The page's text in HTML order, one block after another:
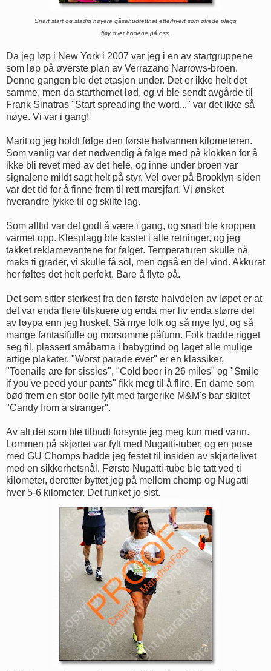
Snart start og stadig høyere gåsehudtetthet etterhvert som ofrede plagg
fløy over hodene på oss.
Da jeg løp i New York i 2007 var jeg i en av startgruppene
som løp på øverste plan av Verrazano Narrows-broen.
Denne gangen ble det etasjen under. Det er ikke helt det
samme, men da starthornet lød, og vi ble sendt avgårde til
Frank Sinatras "Start spreading the word..." var det ikke så
nøye. Vi var i gang!
Marit og jeg holdt følge den første halvannen kilometeren.
Som vanlig var det nødvendig å følge med på klokken for å
ikke bli revet med av det hele, og inne under broen var
signalene mildt sagt helt på styr. Vel over på Brooklyn-siden
var det tid for å finne frem til rett marsjfart. Vi ønsket
hverandre lykke til og skilte lag.
Som alltid var det godt å være i gang, og snart ble kroppen
varmet opp. Klesplagg ble kastet i alle retninger, og jeg
takket reklamevantene for følget. Temperaturen skulle nå
maks ti grader, vi skulle få sol, men også en del vind. Akkurat
her føltes det helt perfekt. Bare å flyte på.
Det som sitter sterkest fra den første halvdelen av løpet er at
det var enda flere tilskuere og enda mer liv enda større del
av løypa enn jeg husket. Så mye folk og så mye lyd, og så
mange fantasifulle og morsomme påfunn. Folk hadde rigget
seg til, plassert småbarna i babygrind og laget alle mulige
artige plakater. "Worst parade ever" er en klassiker,
"Toenails are for sissies", "Cold beer in 26 miles" og "Smile
if you've peed your pants" fikk meg til å flire. En dame som
bød frem en stor bolle fylt med fargerike M&M's bar skiltet
"Candy from a stranger".
Av alt det som ble tilbudt forsynte jeg meg kun med vann.
Lommen på skjørtet var fylt med Nugatti-tuber, og en pose
med GU Chomps hadde jeg festet til insiden av skjørtelivet
med en sikkerhetsnål. Første Nugatti-tube ble tatt ved ti
kilometer, deretter byttet jeg på mellom chomp og Nugatti
hver 5-6 kilometer. Det funket jo sist.